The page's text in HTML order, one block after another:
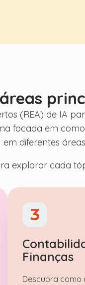
(REA) de IA
focada em
em diferentes
explorar cada
3
Finanças
Descubra como